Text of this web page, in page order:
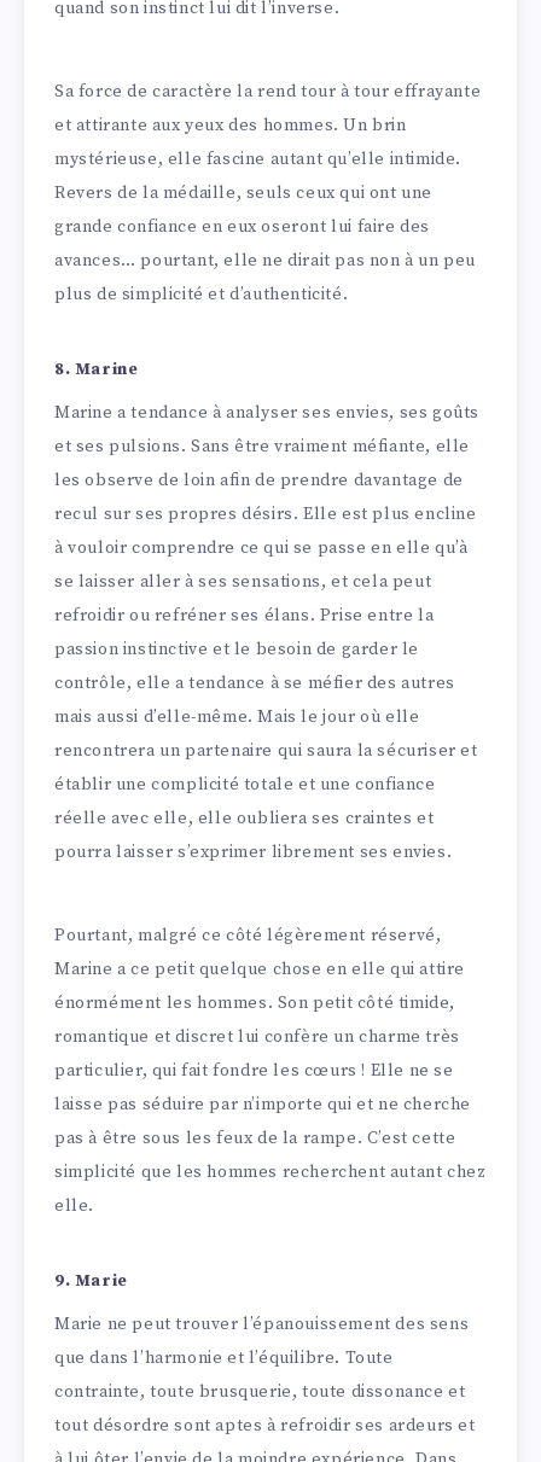
quand son instinct lui dit l’inverse.
Sa force de caractère la rend tour à tour effrayante
et attirante aux yeux des hommes. Un brin
mystérieuse, elle fascine autant qu’elle intimide.
Revers de la médaille, seuls ceux qui ont une
grande confiance en eux oseront lui faire des
avances… pourtant, elle ne dirait pas non à un peu
plus de simplicité et d’authenticité.
8. Marine
Marine a tendance à analyser ses envies, ses goûts
et ses pulsions. Sans être vraiment méfiante, elle
les observe de loin afin de prendre davantage de
recul sur ses propres désirs. Elle est plus encline
à vouloir comprendre ce qui se passe en elle qu’à
se laisser aller à ses sensations, et cela peut
refroidir ou refréner ses élans. Prise entre la
passion instinctive et le besoin de garder le
contrôle, elle a tendance à se méfier des autres
mais aussi d’elle-même. Mais le jour où elle
rencontrera un partenaire qui saura la sécuriser et
établir une complicité totale et une confiance
réelle avec elle, elle oubliera ses craintes et
pourra laisser s’exprimer librement ses envies.
Pourtant, malgré ce côté légèrement réservé,
Marine a ce petit quelque chose en elle qui attire
énormément les hommes. Son petit côté timide,
romantique et discret lui confère un charme très
particulier, qui fait fondre les cœurs ! Elle ne se
laisse pas séduire par n’importe qui et ne cherche
pas à être sous les feux de la rampe. C’est cette
simplicité que les hommes recherchent autant chez
elle.
9. Marie
Marie ne peut trouver l’épanouissement des sens
que dans l’harmonie et l’équilibre. Toute
contrainte, toute brusquerie, toute dissonance et
tout désordre sont aptes à refroidir ses ardeurs et